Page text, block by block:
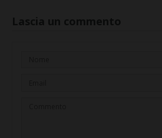
Lascia un commento